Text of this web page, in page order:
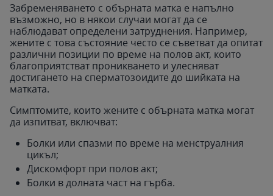
Забременяването с обърната матка е напълно
възможно, но в някои случаи могат да се
наблюдават определени затруднения. Например,
жените с това състояние често се съветват да опитат
различни позиции по време на полов акт, които
благоприятстват проникването и улесняват
достигането на сперматозоидите до шийката на
матката.
Симптомите, които жените с обърната матка могат
да изпитват, включват:
Болки или спазми по време на менструалния
цикъл;
Дискомфорт при полов акт;
Болки в долната част на гърба.